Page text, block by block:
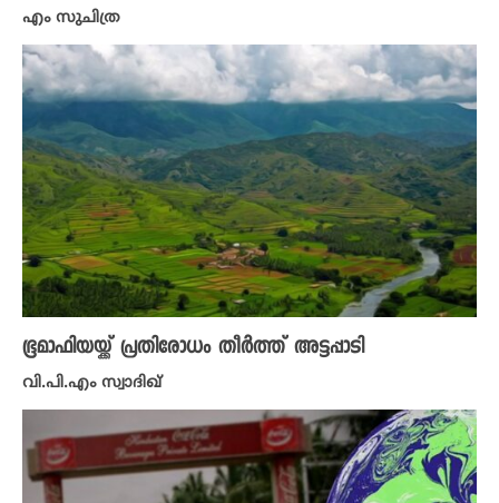
എം സുചിത്ര
ഭൂമാഫിയയ്ക്ക് പ്രതിരോധം തീർത്ത് അട്ടപ്പാടി
വി.പി.എം സ്വാദിഖ്